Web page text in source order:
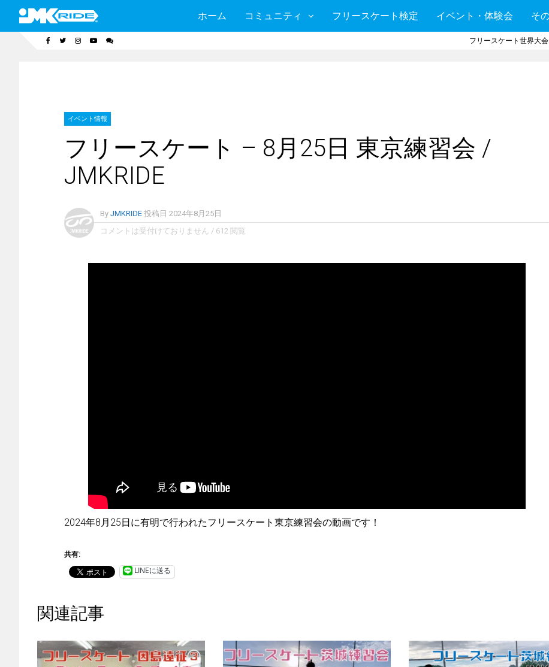
ホーム コミュニティ フリースケート検定 イベント・体験会 そ
フリースケート世界大
イベント情報
フリースケート – 8月25日 東京練習会 /
JMKRIDE
By JMKRIDE 投稿日 2024年8月25日
コメントは受付けておりません / 612 閲覧
2024年8月25日に有明で行われたフリースケート東京練習会の動画です！
共有:
LINEに送る
関連記事